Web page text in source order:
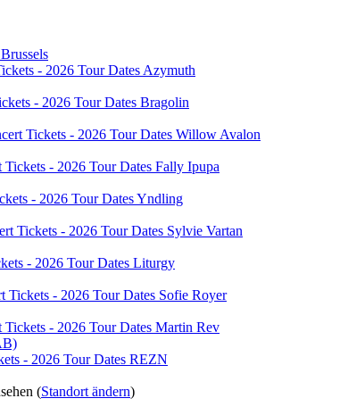
Azymuth
Bragolin
Willow Avalon
Fally Ipupa
Yndling
Sylvie Vartan
Liturgy
Sofie Royer
Martin Rev
REZN
(Standort ändern)